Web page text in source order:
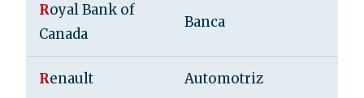
Royal Bank of
Canada
Banca
Renault Automotriz